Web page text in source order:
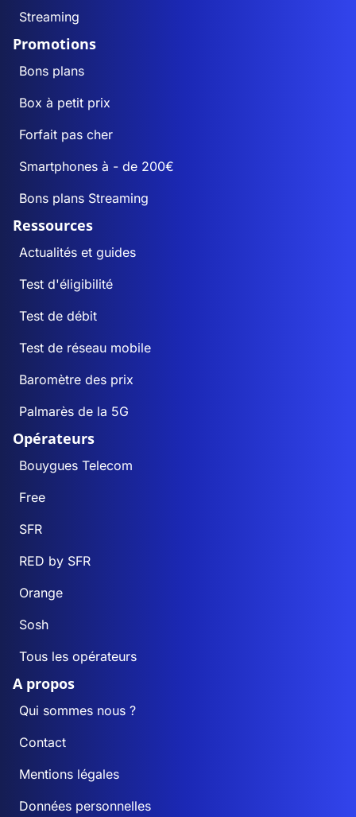
Streaming
Promotions
Bons plans
Box à petit prix
Forfait pas cher
Smartphones à - de 200€
Bons plans Streaming
Ressources
Actualités et guides
Test d'éligibilité
Test de débit
Test de réseau mobile
Baromètre des prix
Palmarès de la 5G
Opérateurs
Bouygues Telecom
Free
SFR
RED by SFR
Orange
Sosh
Tous les opérateurs
A propos
Qui sommes nous ?
Contact
Mentions légales
Données personnelles